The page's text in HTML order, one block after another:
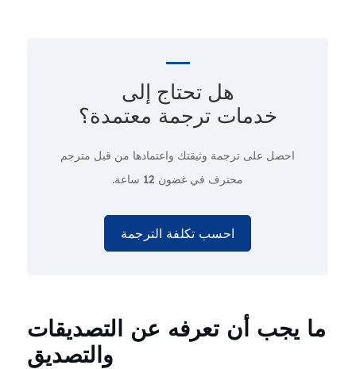
هل تحتاج إلى
خدمات ترجمة معتمدة؟
احصل على ترجمة وثيقتك واعتمادها من قبل مترجم
محترف في غضون 12 ساعة.
احسب تكلفة الترجمة
ما يجب أن تعرفه عن التصديقات
والتصديق